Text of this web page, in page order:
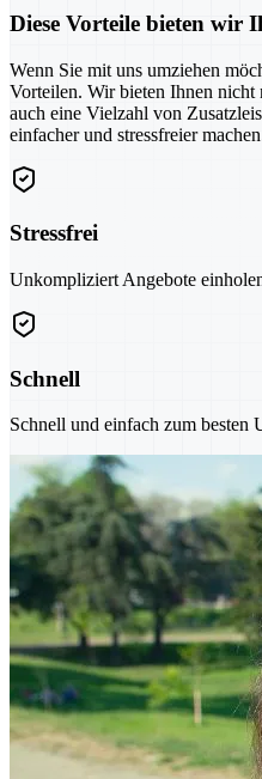
Diese Vorteile bieten wir
Wenn Sie mit uns umziehen
Vorteilen. Wir bieten Ihnen nicht
auch eine Vielzahl von
einfacher und stressfreier
Stressfrei
Unkompliziert Angebote
Schnell
Schnell und einfach zum besten